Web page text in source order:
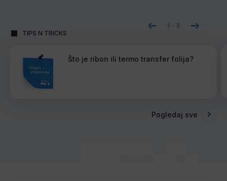
TIPS N TRICKS
1 - 3
Što je ribon ili termo transfer folija?
Pogledaj sve